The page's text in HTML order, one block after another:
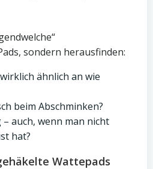
sondern herausfinden:
ähnlich an wie
beim Abschminken?
auch, wenn man nicht
hat?
Wattepads